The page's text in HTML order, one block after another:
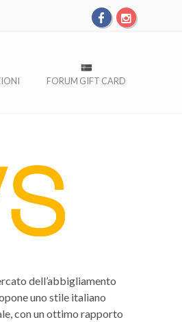
FORUM GIFT CARD
dell’abbigliamento
uno stile italiano
con un ottimo rapporto